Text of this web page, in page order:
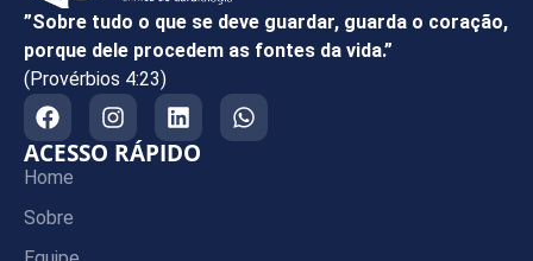
”Sobre tudo o que se deve guardar, guarda o coração,
porque dele procedem as fontes da vida.”
(Provérbios 4:23)
ACESSO RÁPIDO
Home
Sobre